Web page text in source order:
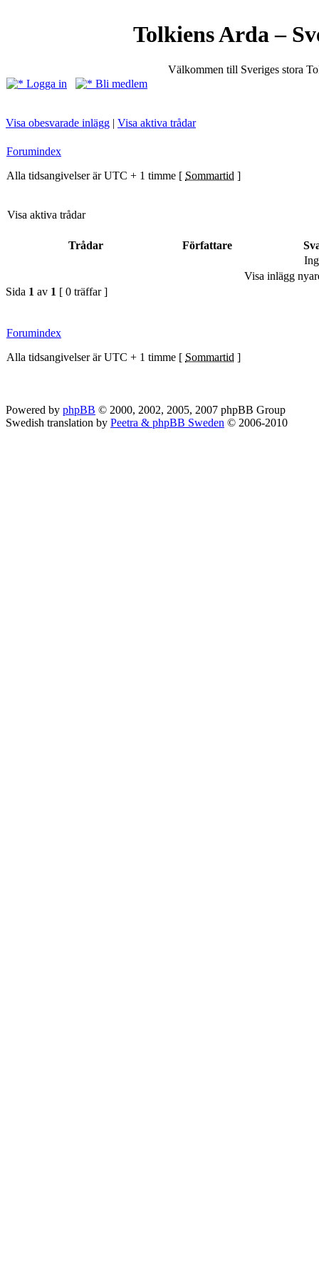
Tolkiens Arda –
Välkommen till Sveriges stora
Logga in
Bli medlem
Visa obesvarade inlägg | Visa aktiva trådar
Forumindex
Alla tidsangivelser är UTC + 1 timme [ Sommartid ]
Visa aktiva trådar
Trådar Författare
Visa inlägg
Sida 1 av 1 [ 0 träffar ]
Forumindex
Alla tidsangivelser är UTC + 1 timme [ Sommartid ]
Powered by phpBB © 2000, 2002, 2005, 2007 phpBB Group
Swedish translation by Peetra & phpBB Sweden © 2006-2010